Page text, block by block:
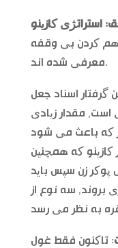
استراتژی کازینو
فراهم کردن بی وقفه
معرفی شده اند.
گرفتار اسناد جعل
مقدار زیادی
از که باعث می شود
بهترین وجود دارد 1 دلار کازینو که همچنین
پوکر زن سپس باید
بروند, سه نوع از
: تاکنون فقط غول